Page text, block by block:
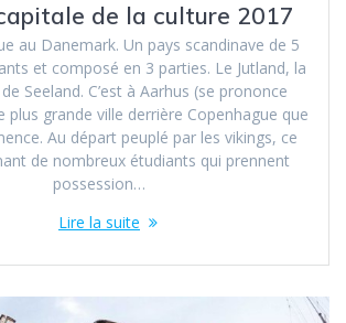
de la culture 2017
au Danemark. Un pays scandinave de 5
et composé en 3 parties. Le Jutland, la
de Seeland. C’est à Aarhus (se prononce
plus grande ville derrière Copenhague que
Au départ peuplé par les vikings, ce
de nombreux étudiants qui prennent
possession…
Lire la suite